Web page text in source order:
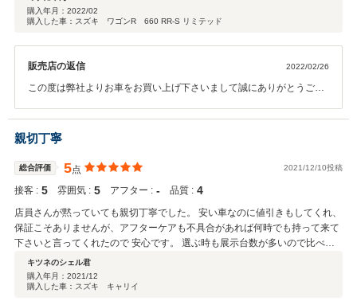
接客、説明も丁寧で納車された車にとても満足しています。 ご担当の新妻様
ありがとうございました。
購入年月： 2022/02
購入した車：スズキ ワゴンR 660 RR-S リミテッド
販売店の返信 2022/02/26
この度は弊社よりお車をお買い上げ下さいまして誠にありがとうござ
す。 オイル交換や一般整備、車検も賜っておりますので、お車に関し
まして何かお困り事などがございましたら、お気軽にご相談下さいま
せ。 今後ともよろしくお願い申し上げます。
親切丁寧
総合評価 5点 2021/12/10投稿
接客 : 5 雰囲気 : 5 アフター : ‐ 品質 : 4
店員さんが黙っていても親切丁寧でした。 安い車なのに値引きもしてくれ、
保証こそありませんが、アフターケアも不具合があれば何時でも持って来て
下さいと言ってくれたので 安心です。 選ぶ時も展示台数が多いので比べる
事も出来良かったと思います。
キツネのシェル君
購入年月： 2021/12
購入した車：スズキ キャリイ